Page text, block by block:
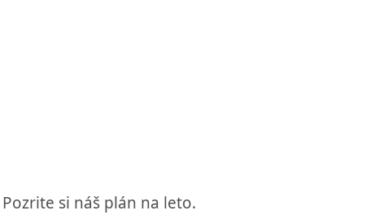
si náš plán na leto.